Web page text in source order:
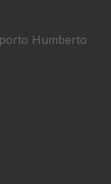
Humberto